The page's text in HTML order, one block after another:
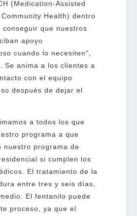
(Medication-Assisted
Health) dentro
conseguir que nuestros
apoyo
cuando lo necesiten",
Se anima a los clientes a
con el equipo
después de dejar el
a todos los que
programa a que
nuestro programa de
si cumplen los
El tratamiento de la
entre tres y seis días,
El fentanilo puede
proceso, ya que el